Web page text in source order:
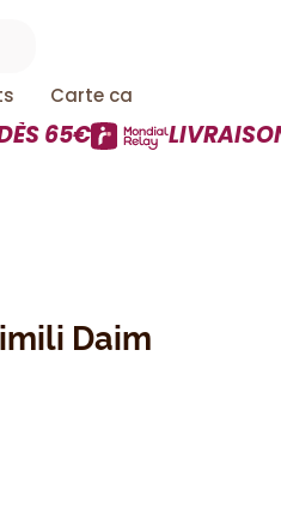
Carte cadeau
Daim